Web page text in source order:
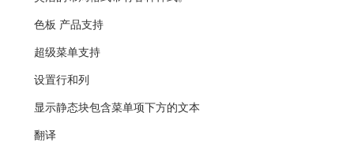
色板 产品支持
超级菜单支持
设置行和列
显示静态块包含菜单项下方的文本
翻译